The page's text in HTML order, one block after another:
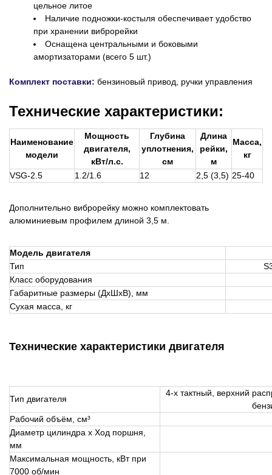
цельное литое
Наличие подножки-костыля обеспечивает удобство
при хранении виброрейки
Оснащена центральными и боковыми
амортизаторами (всего 5 шт.)
Комплект поставки: бензиновый привод, ручки управления
Технические характеристики:
Наименование
модели
Мощность
двигателя,
кВт/л.с.
Глубина
уплотнения,
см
Длина
рейки,
м
Масса,
кг
VSG-2.5 1.2/1.6 12 2,5 (3,5) 25-40
Дополнительно виброрейку можно комплектовать
алюминиевым профилем длиной 3,5 м.
Модель двигателя
Тип
Класс оборудования
Габаритные размеры (ДxШxВ), мм
Сухая масса, кг
Технические характеристики двигателя
Тип двигателя
4-х тактный, верхний
Рабочий объём, см³
Диаметр цилиндра х Ход поршня,
мм
Максимальная мощность, кВт при
7000 об/мин